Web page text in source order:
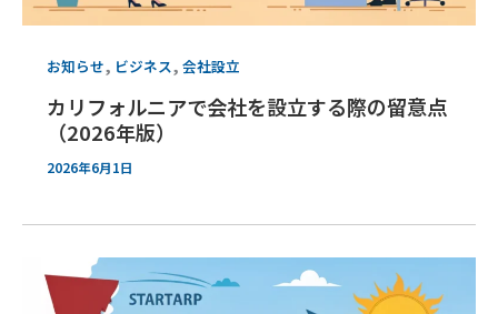
お知らせ, ビジネス, 会社設立
カリフォルニアで会社を設立する際の留意点
（2026年版）
2026年6月1日